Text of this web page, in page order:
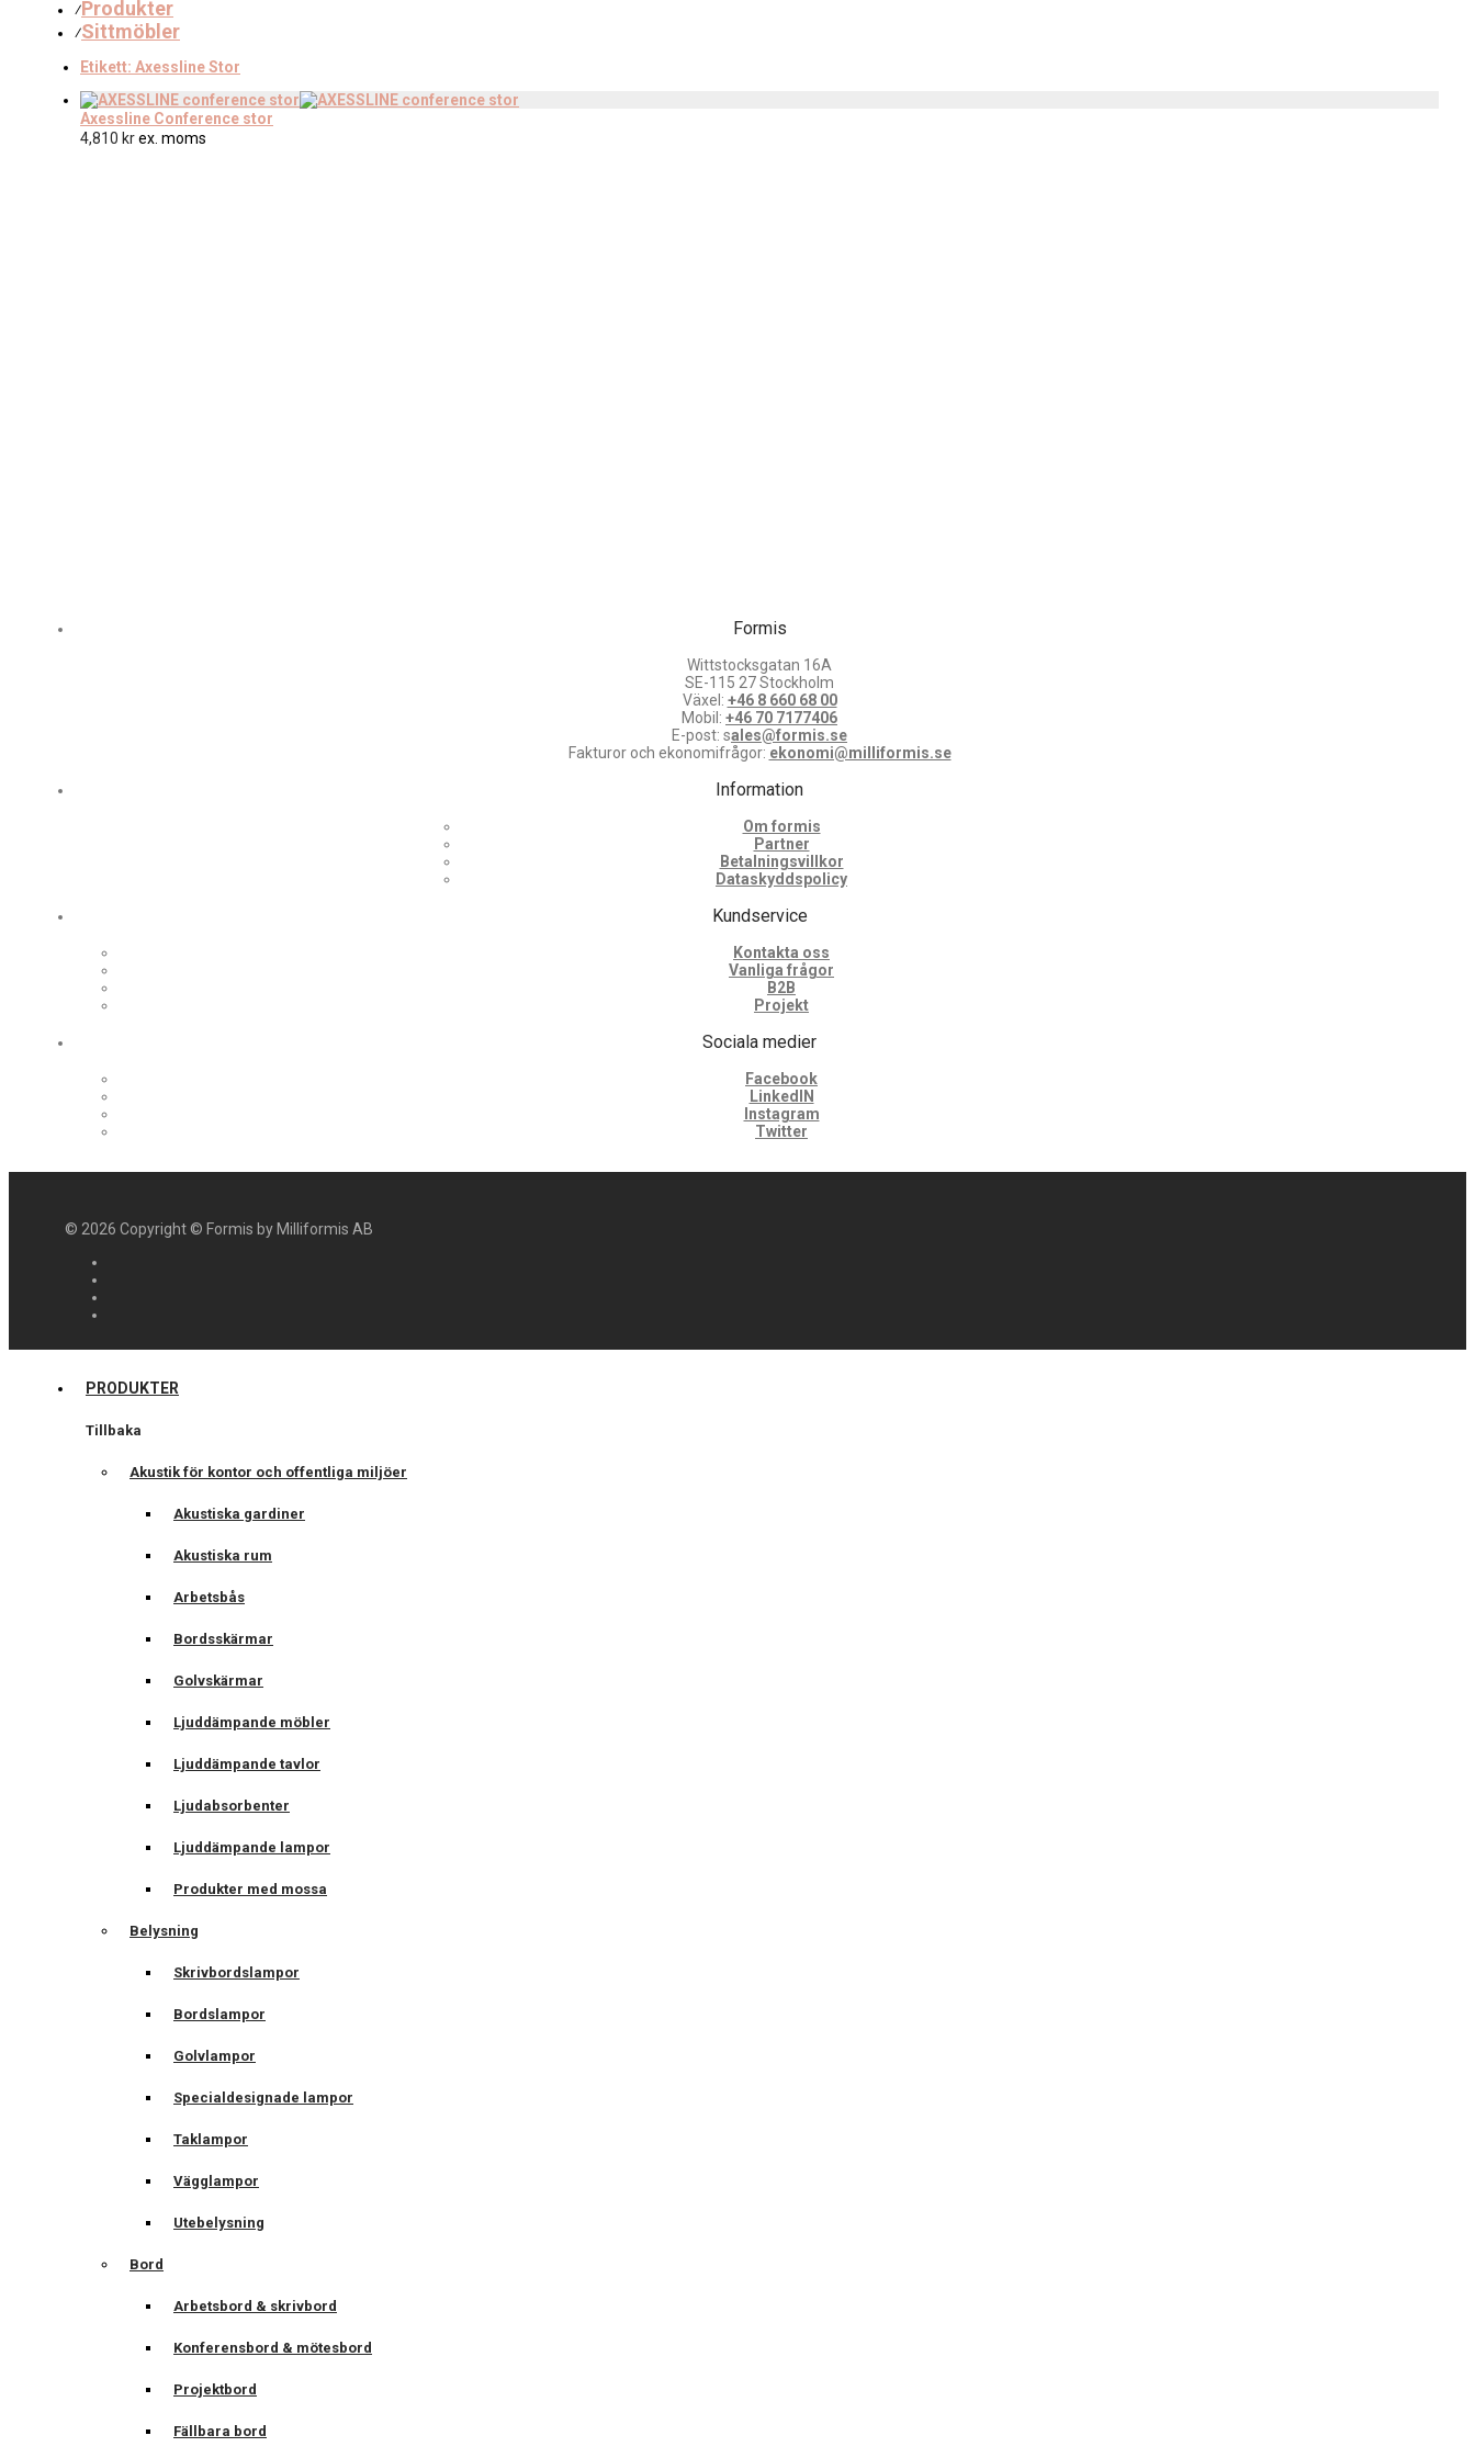
⁄Produkter
⁄Sittmöbler
Etikett: Axessline Stor
Axessline Conference stor
4,810 krex. moms
Formis
Wittstocksgatan 16A
SE-115 27 Stockholm
Växel: +46 8 660 68 00
Mobil: +46 70 7177406
E-post: sales@formis.se
Fakturor och ekonomifrågor: ekonomi@milliformis.se
Information
Om formis
Partner
Betalningsvillkor
Dataskyddspolicy
Kundservice
Kontakta oss
Vanliga frågor
B2B
Projekt
Sociala medier
Facebook
LinkedIN
Instagram
Twitter
© 2026 Copyright © Formis by Milliformis AB
PRODUKTER
Tillbaka
Akustik för kontor och offentliga miljöer
Akustiska gardiner
Akustiska rum
Arbetsbås
Bordsskärmar
Golvskärmar
Ljuddämpande möbler
Ljuddämpande tavlor
Ljudabsorbenter
Ljuddämpande lampor
Produkter med mossa
Belysning
Skrivbordslampor
Bordslampor
Golvlampor
Specialdesignade lampor
Taklampor
Vägglampor
Utebelysning
Bord
Arbetsbord & skrivbord
Konferensbord & mötesbord
Projektbord
Fällbara bord